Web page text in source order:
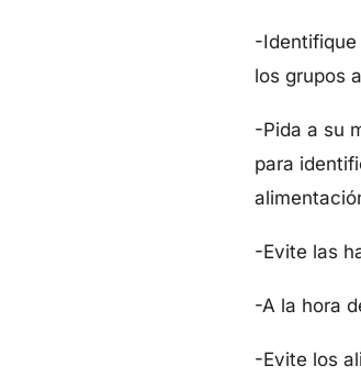
-Identifique
los grupos
-Pida a su
para
-Evite las
-A la hora
-Evite los